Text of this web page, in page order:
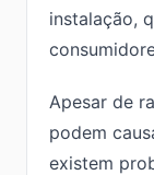
instalação,
Apesar de
podem
existem